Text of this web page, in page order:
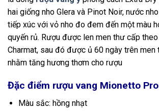
hai giống nho Glera và Pinot Noir, nước
tiếp xúc với vỏ nho đo đem đến một màu
quyến rủ. Rượu được len men thư cấp
Charmat, sau đó được ủ 60 ngày trên men
nhằm tăng hương thơm cho rượu
Đặc điểm rượu vang Mionetto
Màu sắc: hồng nhạt